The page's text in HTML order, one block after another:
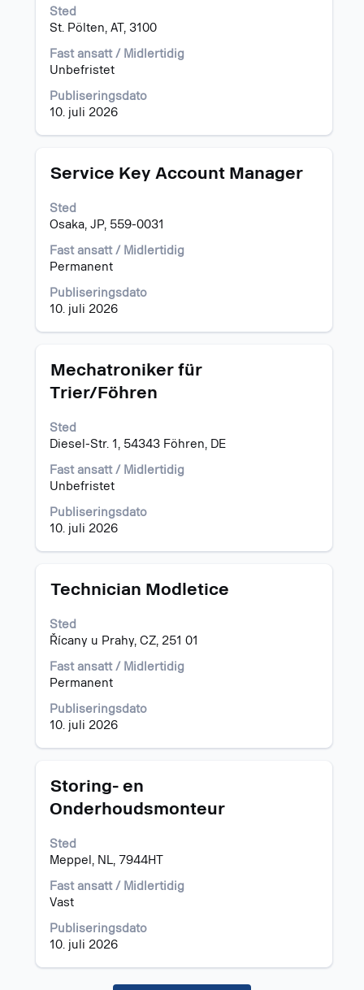
Sted
St. Pölten, AT, 3100
Fast ansatt / Midlertidig
Unbefristet
Publiseringsdato
10. juli 2026
vise
det
innholdet
i
jobbinformasjonen.
Tittel
Service Key Account Manager
Sted
Osaka, JP, 559-0031
Fast ansatt / Midlertidig
Permanent
Publiseringsdato
10. juli 2026
Velg
mellomromstasten
for
vise
det
innholdet
jobbinformasjonen.
Tittel
Mechatroniker für
Trier/Föhren
Sted
Diesel-Str. 1, 54343 Föhren, DE
Fast ansatt / Midlertidig
Unbefristet
Publiseringsdato
10. juli 2026
Velg
mellomromstasten
å
vise
det
fullstendige
i
jobbinformasjonen.
Tittel
Technician Modletice
Sted
Řícany u Prahy, CZ, 251 01
Fast ansatt / Midlertidig
Permanent
Publiseringsdato
10. juli 2026
Velg
mellomromstasten
for
vise
det
innholdet
jobbinformasjonen.
Tittel
Storing- en
Onderhoudsmonteur
Sted
Meppel, NL, 7944HT
Fast ansatt / Midlertidig
Vast
Publiseringsdato
10. juli 2026
Velg
mellomromstasten
å
vise
det
fullstendige
i
jobbinformasjonen.